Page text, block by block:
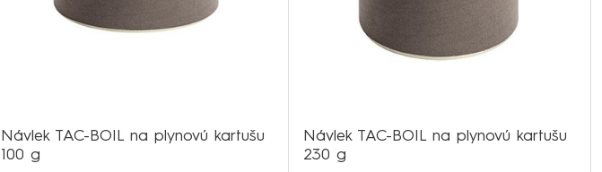
Návlek TAC-BOIL na plynovú kartušu
100 g
Návlek TAC-BOIL na plynovú kartušu
230 g